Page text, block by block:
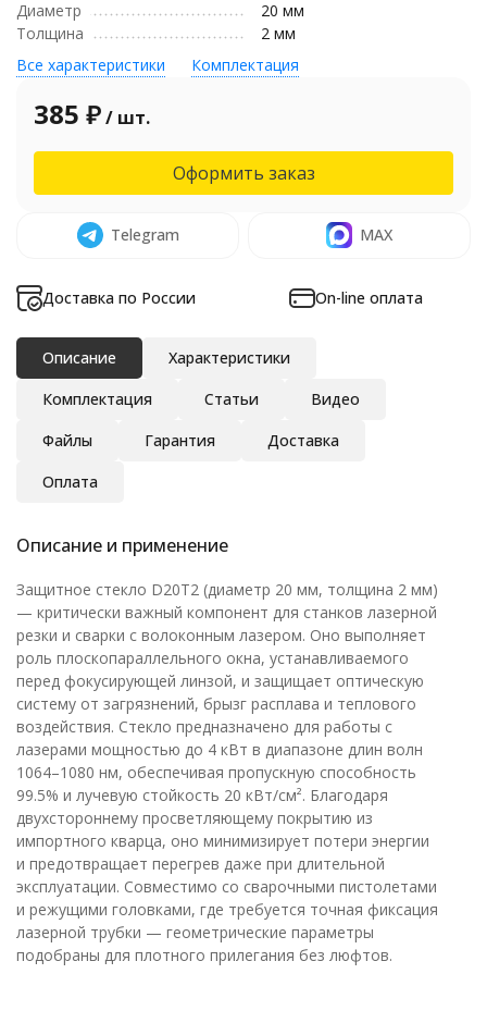
Диаметр
20 мм
Толщина
2 мм
Все характеристики
Комплектация
385 ₽/ шт.
Оформить заказ
Telegram MAX
Доставка по России On-line оплата
Описание
Характеристики
Комплектация
Статьи
Видео
Файлы
Гарантия
Доставка
Оплата
Описание и применение
Защитное стекло D20T2 (диаметр 20 мм, толщина 2 мм)
— критически важный компонент для станков лазерной
резки и сварки с волоконным лазером. Оно выполняет
роль плоскопараллельного окна, устанавливаемого
перед фокусирующей линзой, и защищает оптическую
систему от загрязнений, брызг расплава и теплового
воздействия. Стекло предназначено для работы с
лазерами мощностью до 4 кВт в диапазоне длин волн
1064–1080 нм, обеспечивая пропускную способность
99.5% и лучевую стойкость 20 кВт/см². Благодаря
двухстороннему просветляющему покрытию из
импортного кварца, оно минимизирует потери энергии
и предотвращает перегрев даже при длительной
эксплуатации. Совместимо со сварочными пистолетами
и режущими головками, где требуется точная фиксация
лазерной трубки — геометрические параметры
подобраны для плотного прилегания без люфтов.